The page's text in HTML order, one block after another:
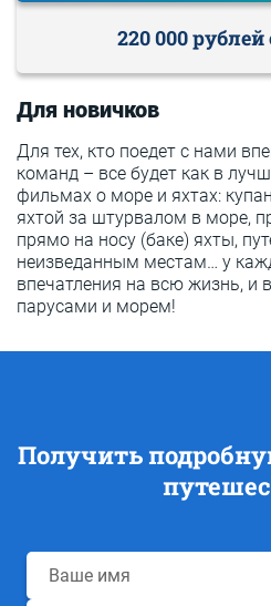
220 000
Для новичков
Для тех, кто поедет с нами
команд – все будет как в
фильмах о море и яхтах:
яхтой за штурвалом в море,
прямо на носу (баке) яхты,
неизведанным местам… у
впечатления на всю жизнь, и
парусами и морем!
Получить